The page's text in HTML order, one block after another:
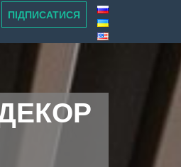
ПІДПИСАТИСЯ